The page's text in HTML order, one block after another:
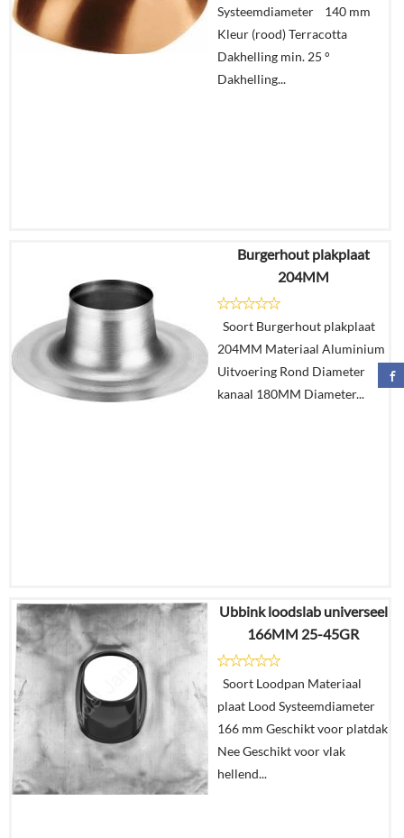
winkelmand
Systeemdiameter 140 mm
Kleur (rood) Terracotta
Dakhelling min. 25 °
Dakhelling...
€12,05
Details
In
winkelmand
Burgerhout plakplaat
204MM
Soort Burgerhout plakplaat
204MM Materiaal Aluminium
Uitvoering Rond Diameter
kanaal 180MM Diameter...
€59,81
€34,99
Details
In
winkelmand
Ubbink loodslab universeel
166MM 25-45GR
Soort Loodpan Materiaal
plaat Lood Systeemdiameter
166 mm Geschikt voor platdak
Nee Geschikt voor vlak
hellend...